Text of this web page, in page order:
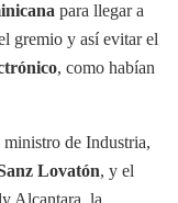
para llegar a
gremio y así evitar el
, como habían
ministro de Industria,
Lovatón, y el